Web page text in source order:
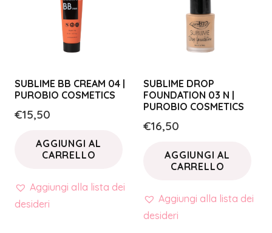
SUBLIME BB CREAM 04 |
PUROBIO COSMETICS
€15,50
AGGIUNGI AL
CARRELLO
Aggiungi alla lista dei
desideri
SUBLIME DROP
FOUNDATION 03 N |
PUROBIO COSMETICS
€16,50
AGGIUNGI AL
CARRELLO
Aggiungi alla lista dei
desideri